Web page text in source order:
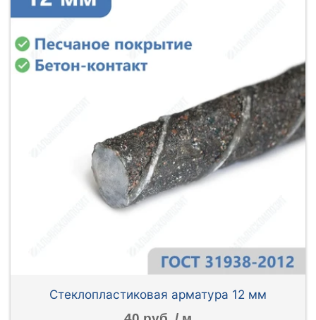
Стеклопластиковая арматура 12 мм